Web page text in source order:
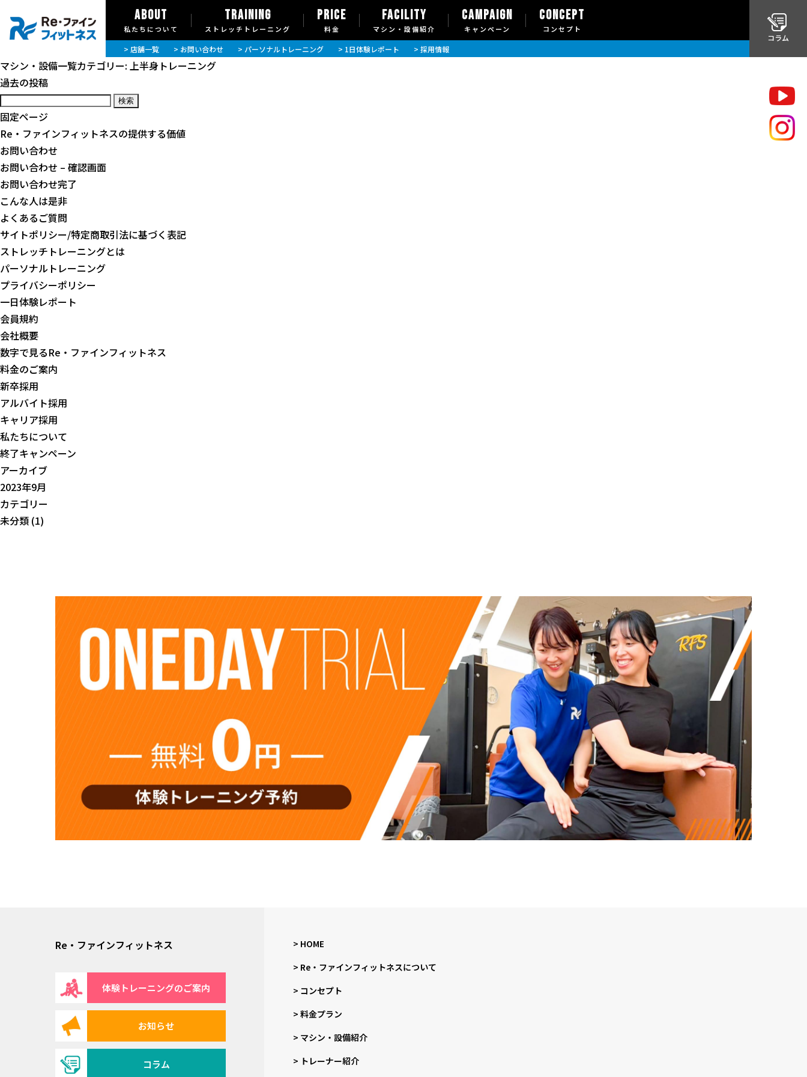
ABOUT
私たちについて
TRAINING
ストレッチトレーニング
PRICE
料金
FACILITY
マシン・設備紹介
CAMPAIGN
キャンペーン
CONCEPT
コンセプト
> 店舗一覧 > お問い合わせ > パーソナルトレーニング > 1日体験レポート > 採用情報
コラム
マシン・設備一覧カテゴリー: 上半身トレーニング
投
稿
ナ
ビ
ゲ
ー
シ
ョ
ン
過去の投稿
検
索:
固定ページ
Re・ファインフィットネスの提供する価値
お問い合わせ
お問い合わせ – 確認画面
お問い合わせ完了
こんな人は是非
よくあるご質問
サイトポリシー/特定商取引法に基づく表記
ストレッチトレーニングとは
パーソナルトレーニング
プライバシーポリシー
一日体験レポート
会員規約
会社概要
数字で見るRe・ファインフィットネス
料金のご案内
新卒採用
アルバイト採用
キャリア採用
私たちについて
終了キャンペーン
アーカイブ
2023年9月
カテゴリー
未分類 (1)
Re・ファインフィットネス
体験トレーニングのご案内
お知らせ
コラム
> HOME
> Re・ファインフィットネスについて
> コンセプト
> 料金プラン
> マシン・設備紹介
> トレーナー紹介